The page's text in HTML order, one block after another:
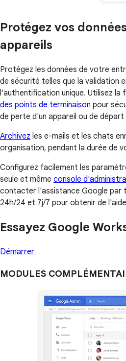
Protégez vos
appareils
Protégez les données de votre
de sécurité telles que la validation
l'authentification unique. Utilisez la
des points de terminaison pour
de perte d'un appareil ou de
Archivez les e-mails et les chats
organisation, pendant la durée de
Configurez facilement les
seule et même console
contacter l'assistance Google par
24h/24 et 7j/7 pour obtenir de
Essayez Google
Démarrer
MODULES